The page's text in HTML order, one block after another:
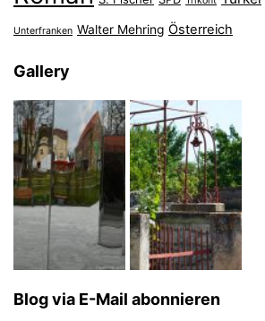
Unterfranken Walter Mehring Österreich
Gallery
Blog via E-Mail abonnieren